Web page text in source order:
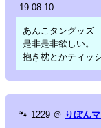
19:08:10
あんこタングッズ
是非是非欲しい。
抱き枕とかティッ
🐾 1229 ＠ りぼん